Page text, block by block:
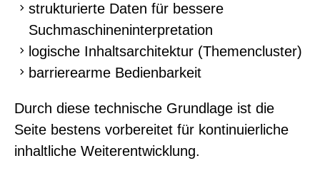
strukturierte Daten für bessere
Suchmaschineninterpretation
logische Inhaltsarchitektur (Themencluster)
barrierearme Bedienbarkeit
Durch diese technische Grundlage ist die
Seite bestens vorbereitet für kontinuierliche
inhaltliche Weiterentwicklung.